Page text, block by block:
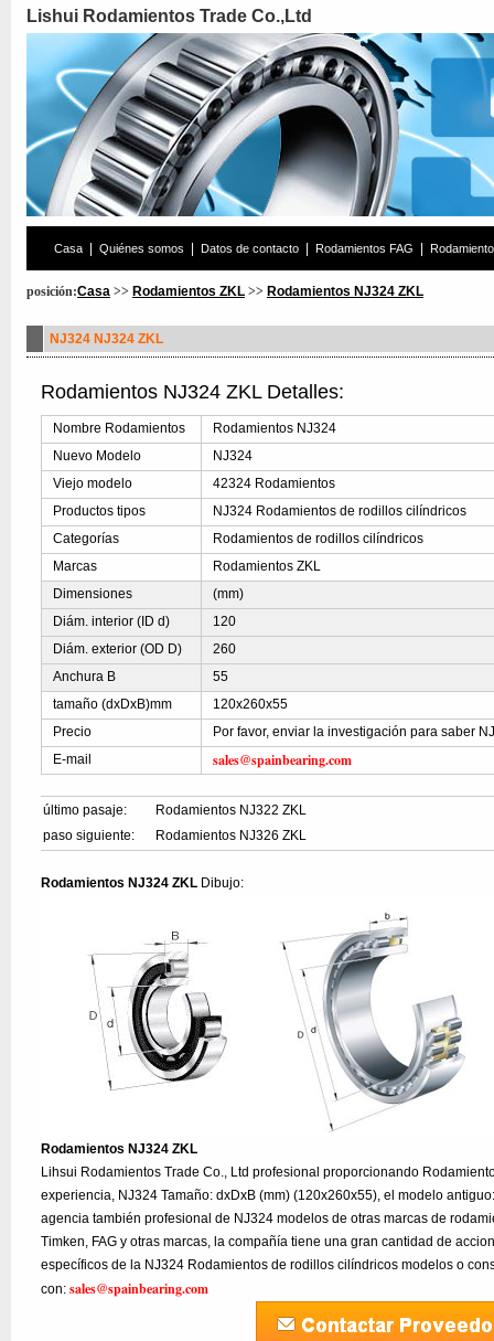
Lishui Rodamientos Trade Co.,Ltd
Casa Quiénes somos Datos de contacto Rodamientos FAG
posición:Casa >> Rodamientos ZKL >> Rodamientos NJ324 ZKL
NJ324 NJ324 ZKL
Rodamientos NJ324 ZKL Detalles:
Nombre Rodamientos
Rodamientos NJ324
Nuevo Modelo
NJ324
Viejo modelo
42324 Rodamientos
Productos tipos
NJ324 Rodamientos de rodillos cilíndricos
Categorías
Rodamientos de rodillos cilíndricos
Marcas
Rodamientos ZKL
Dimensiones
(mm)
Diám. interior (ID d)
120
Diám. exterior (OD D)
260
Anchura B
55
tamaño (dxDxB)mm
120x260x55
Precio
Por favor, enviar la investigación para saber
E-mail
sales@spainbearing.com
último pasaje:
Rodamientos NJ322 ZKL
paso siguiente:
Rodamientos NJ326 ZKL
Rodamientos NJ324 ZKL Dibujo:
Rodamientos NJ324 ZKL
Lihsui Rodamientos Trade Co., Ltd profesional proporcionando
experiencia, NJ324 Tamaño: dxDxB (mm) (120x260x55), el modelo
agencia también profesional de NJ324 modelos de otras marcas de
Timken, FAG y otras marcas, la compañía tiene una gran cantidad de
específicos de la NJ324 Rodamientos de rodillos cilíndricos modelos o
con:sales@spainbearing.com